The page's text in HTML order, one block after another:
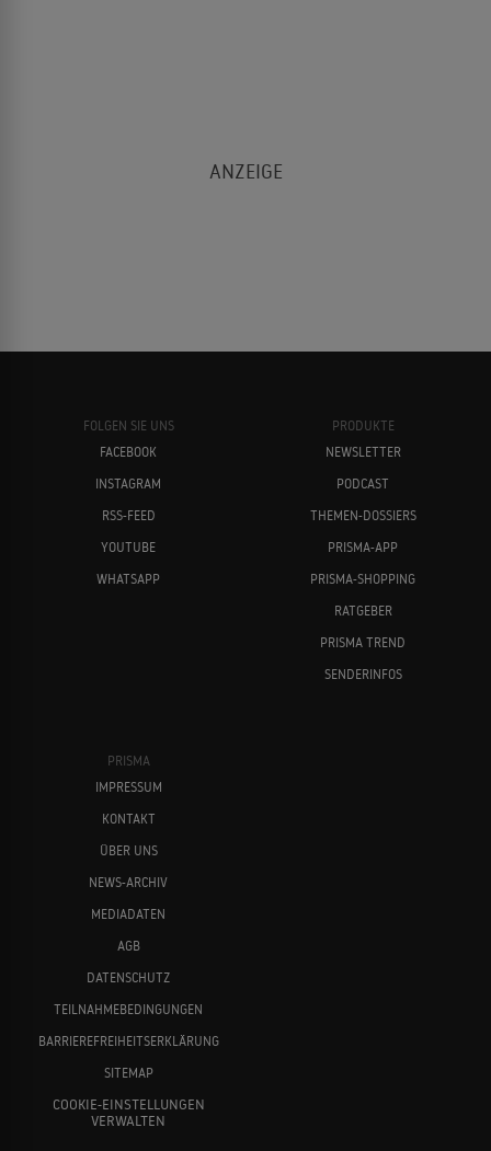
FOLGEN SIE UNS
FACEBOOK
INSTAGRAM
RSS-FEED
YOUTUBE
WHATSAPP
PRODUKTE
NEWSLETTER
PODCAST
THEMEN-DOSSIERS
PRISMA-APP
PRISMA-SHOPPING
RATGEBER
PRISMA TREND
SENDERINFOS
PRISMA
IMPRESSUM
KONTAKT
ÜBER UNS
NEWS-ARCHIV
MEDIADATEN
AGB
DATENSCHUTZ
TEILNAHMEBEDINGUNGEN
BARRIEREFREIHEITSERKLÄRUNG
SITEMAP
COOKIE-EINSTELLUNGEN
VERWALTEN